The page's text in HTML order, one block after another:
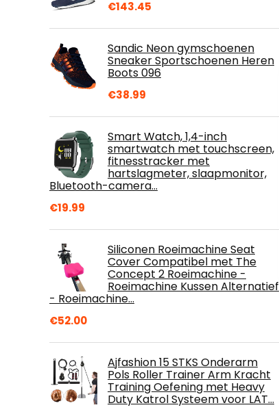
€143.45
Sandic Neon gymschoenen
Sneaker Sportschoenen Heren
Boots 096
€38.99
Smart Watch, 1,4-inch
smartwatch met touchscreen,
fitnesstracker met
hartslagmeter, slaapmonitor,
Bluetooth-camera…
€19.99
Siliconen Roeimachine Seat
Cover Compatibel met The
Concept 2 Roeimachine -
Roeimachine Kussen Alternatief
- Roeimachine…
€52.00
Ajfashion 15 STKS Onderarm
Pols Roller Trainer Arm Kracht
Training Oefening met Heavy
Duty Katrol Systeem voor LAT…